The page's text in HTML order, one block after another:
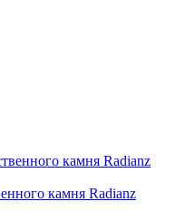
камня Radianz